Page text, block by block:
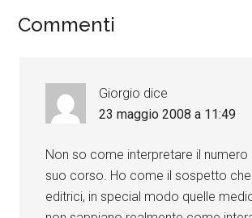
Commenti
Giorgio dice
23 maggio 2008 a 11:49
Non so come interpretare il numero
suo corso. Ho come il sospetto
editrici, in special modo quelle